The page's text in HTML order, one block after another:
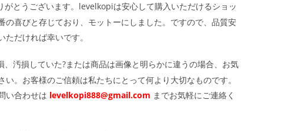
がとうございます。levelkopiは安心して購入いただけるショッ
の喜びと存じており、モットーにしました。ですので、品質安
だければ幸いです。
汚損していた?または商品は画像と明らかに違うの場合、お気
。お客様のご信頼は私たちにとって何より大切なものです。
い合わせは levelkopi888@gmail.com までお気軽にご連絡く